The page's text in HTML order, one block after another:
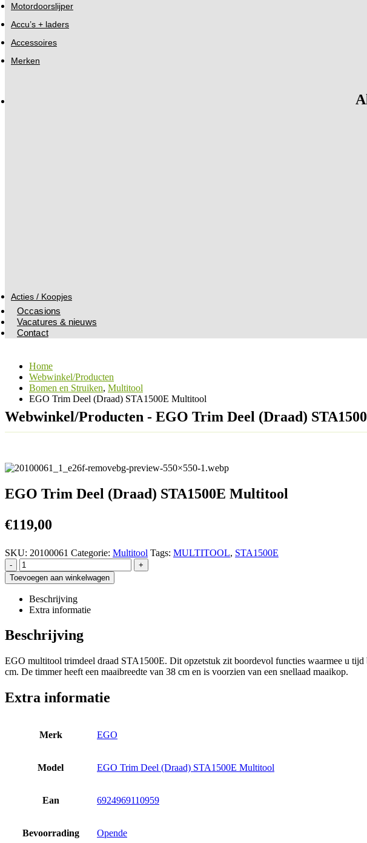
Motordoorslijper
Accu’s + laders
Accessoires
Merken
Acties / Koopjes
Occasions
Vacatures & nieuws
Contact
Home
Webwinkel/Producten
Bomen en Struiken, Multitool
EGO Trim Deel (Draad) STA1500E Multitool
Webwinkel/Producten - EGO Trim Deel (Draad)
EGO Trim Deel (Draad) STA1500E Multitool
€119,00
SKU: 20100061 Categorie: Multitool Tags: MULTITOOL, STA1500E
-
+
Toevoegen aan winkelwagen
Beschrijving
Extra informatie
Beschrijving
EGO multitool trimdeel draad STA1500E. Dit opzetstuk zit boordevol functies waarmee u
cm. De timmer heeft een maaibreedte van 38 cm en is voorzien van een snellaad maaikop.
Extra informatie
Merk EGO
Model EGO Trim Deel (Draad) STA1500E Multitool
Ean 6924969110959
Bevoorrading Opende